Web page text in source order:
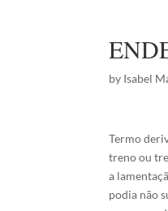
by Isabel
Termo
treno ou
a
podia não